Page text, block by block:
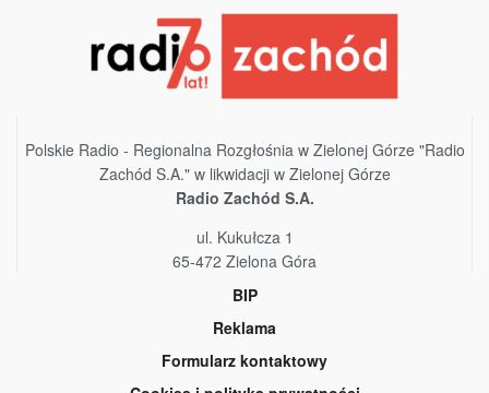
Polskie Radio - Regionalna Rozgłośnia w Zielonej Górze "Radio
Zachód S.A." w likwidacji w Zielonej Górze
Radio Zachód S.A.
ul. Kukułcza 1
65-472 Zielona Góra
BIP
Reklama
Formularz kontaktowy